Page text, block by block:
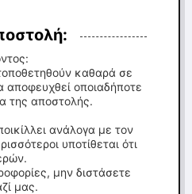
καθαρά σε
αποφευχθεί οποιαδήποτε
της αποστολής.
ανάλογα με τον
υποτίθεται ότι
μην διστάσετε
μας.